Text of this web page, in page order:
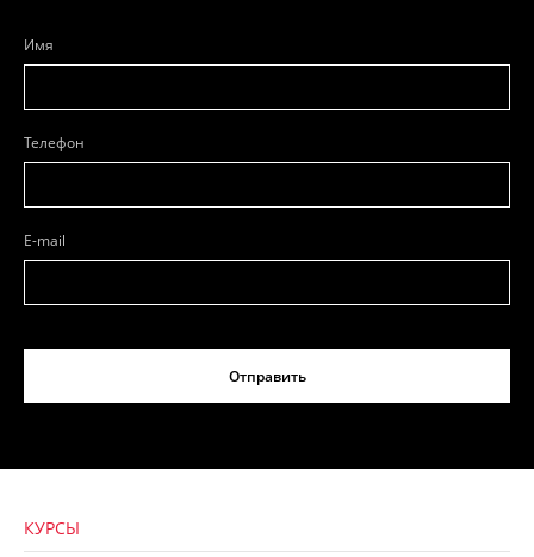
Имя
Телефон
E-mail
Отправить
КУРСЫ